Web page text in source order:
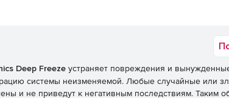
Deep Freeze устраняет повреждения и
системы неизменяемой. Любые случайные или
и не приведут к негативным последствиям. Таким